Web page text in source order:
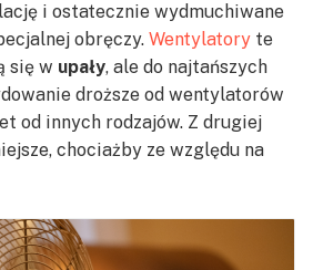
i ostatecznie wydmuchiwane
obręczy. Wentylatory te
się w upały, ale do najtańszych
droższe od wentylatorów
od innych rodzajów. Z drugiej
chociażby ze względu na